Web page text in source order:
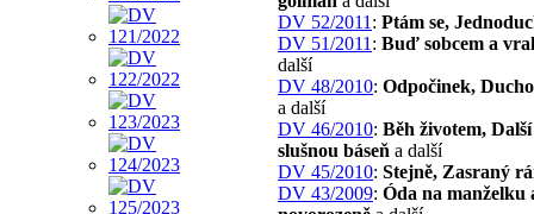
DV 52/2011 : Ptám se,
DV 51/2011 : Buď sobcem a
další
DV 48/2010: Odpočinek,
a další
DV 46/2010: Běh životem,
slušnou báseň a další
DV 45/2010: Stejně, Zasraný
DV 43/2009: Óda na manželku